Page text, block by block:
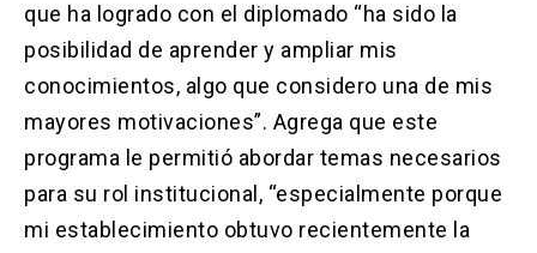
que ha logrado con el diplomado “ha sido la
posibilidad de aprender y ampliar mis
conocimientos, algo que considero una de mis
mayores motivaciones”. Agrega que este
programa le permitió abordar temas necesarios
para su rol institucional, “especialmente porque
mi establecimiento obtuvo recientemente la